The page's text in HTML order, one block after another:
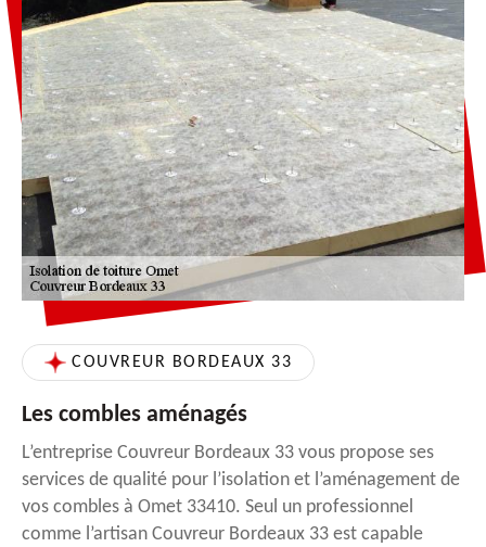
COUVREUR BORDEAUX 33
Les combles aménagés
L’entreprise Couvreur Bordeaux 33 vous propose ses
services de qualité pour l’isolation et l’aménagement de
vos combles à Omet 33410. Seul un professionnel
comme l’artisan Couvreur Bordeaux 33 est capable